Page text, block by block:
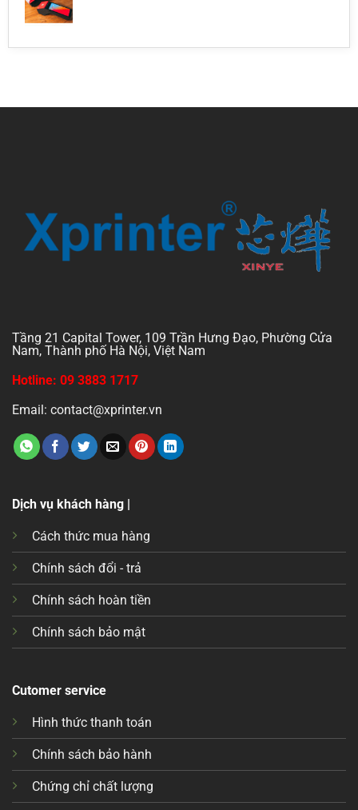
Tầng 21 Capital Tower, 109 Trần Hưng Đạo, Phường Cửa
Nam, Thành phố Hà Nội, Việt Nam
Hotline: 09 3883 1717
Email: contact@xprinter.vn
Dịch vụ khách hàng |
Cách thức mua hàng
Chính sách đổi - trả
Chính sách hoàn tiền
Chính sách bảo mật
Cutomer service
Hình thức thanh toán
Chính sách bảo hành
Chứng chỉ chất lượng